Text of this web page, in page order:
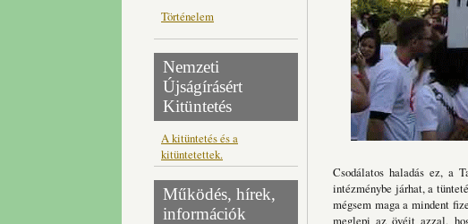
Történelem
Nemzeti
Újságírásért
Kitüntetés
A kitüntetés és a
kitüntetettek.
Működés, hírek,
információk
Csodálatos haladás ez, a
intézménybe járhat, a
mégsem maga a mindent